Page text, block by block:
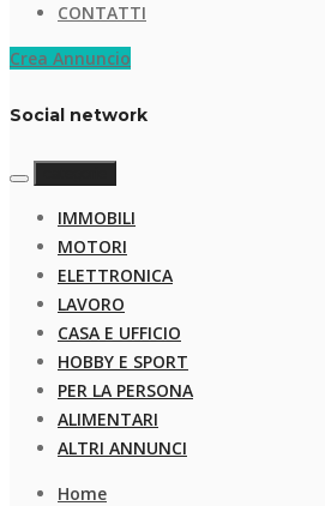
CONTATTI
Crea Annuncio
Social network
IMMOBILI
MOTORI
ELETTRONICA
LAVORO
CASA E UFFICIO
HOBBY E SPORT
PER LA PERSONA
ALIMENTARI
ALTRI ANNUNCI
Home